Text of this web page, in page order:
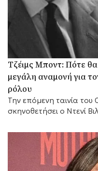
Τζέιμς Μποντ: Πότε
μεγάλη αναμονή για
ρόλου
Την επόμενη ταινία του
σκηνοθετήσει ο Ντενί